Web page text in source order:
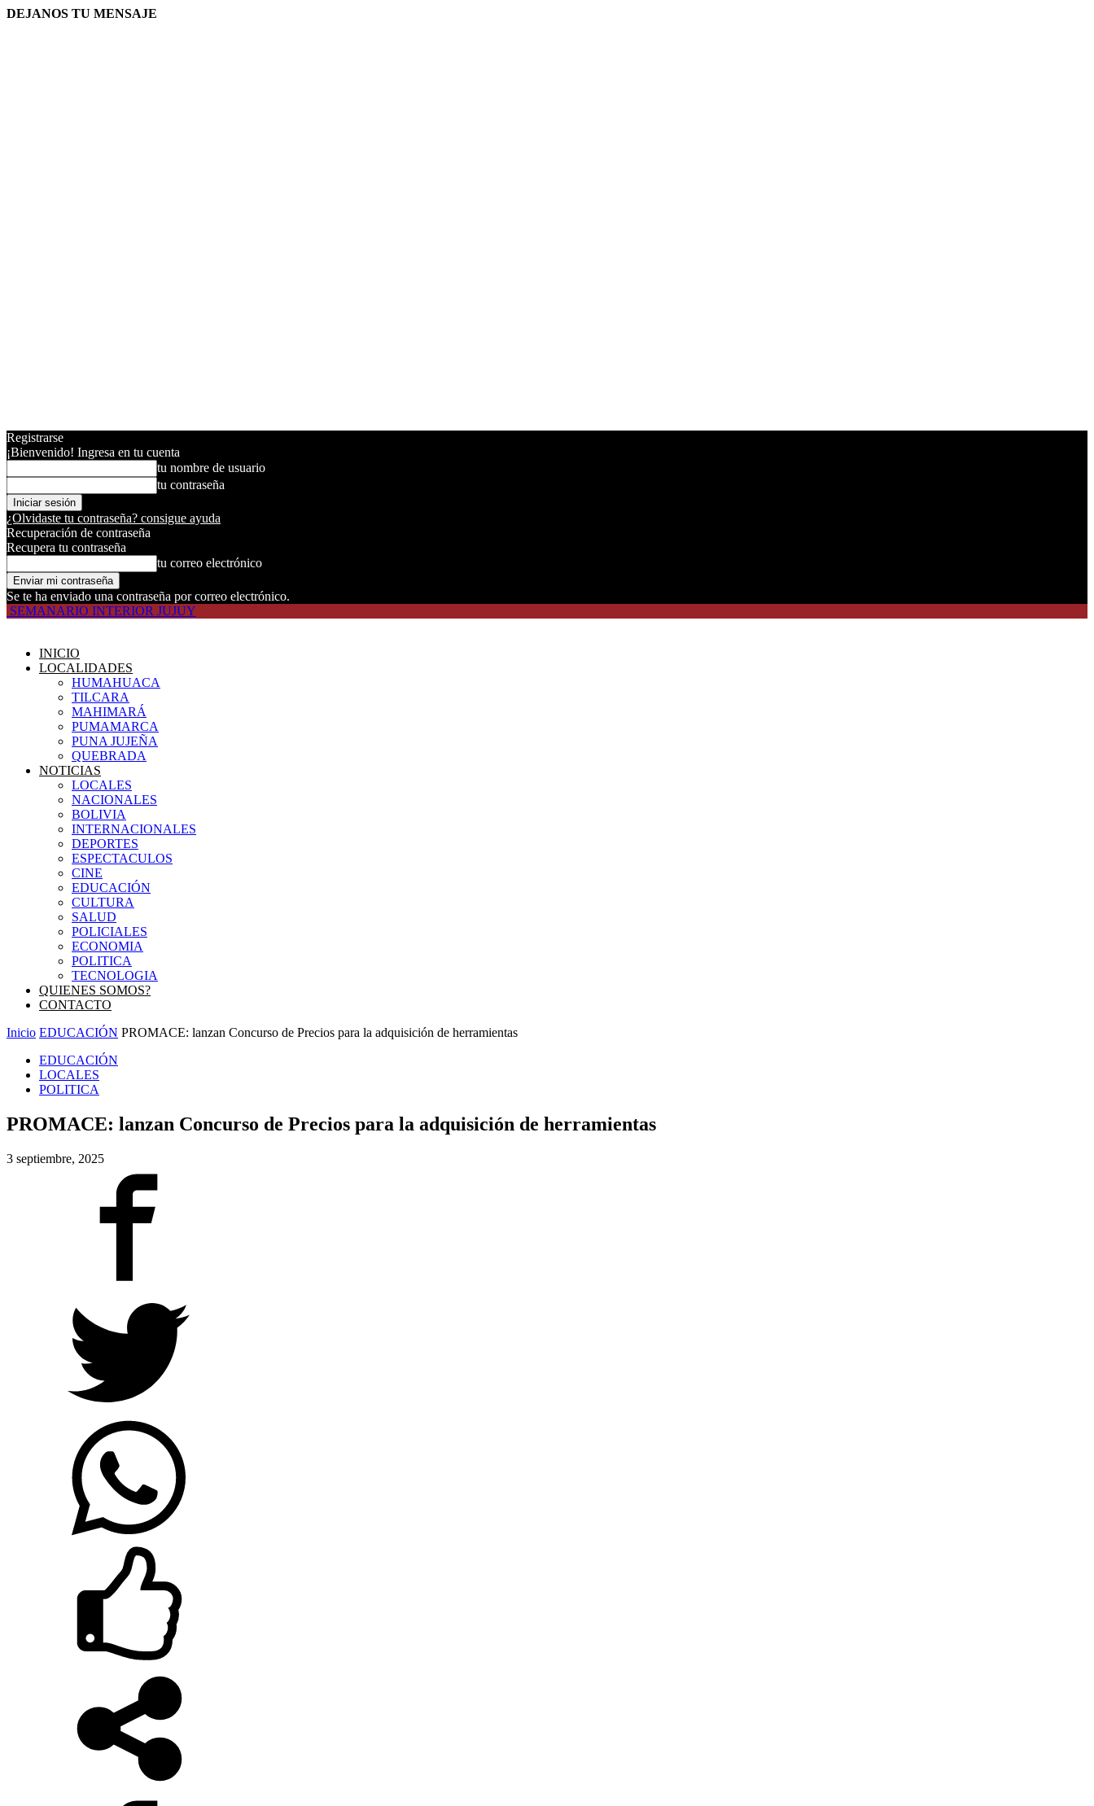
DEJANOS TU MENSAJE
Registrarse
¡Bienvenido! Ingresa en tu cuenta
tu nombre de usuario
tu contraseña
¿Olvidaste tu contraseña? consigue ayuda
Recuperación de contraseña
Recupera tu contraseña
tu correo electrónico
Se te ha enviado una contraseña por correo electrónico.
SEMANARIO INTERIOR JUJUY
INICIO
LOCALIDADES
HUMAHUACA
TILCARA
MAHIMARÁ
PUMAMARCA
PUNA JUJEÑA
QUEBRADA
NOTICIAS
LOCALES
NACIONALES
BOLIVIA
INTERNACIONALES
DEPORTES
ESPECTACULOS
CINE
EDUCACIÓN
CULTURA
SALUD
POLICIALES
ECONOMIA
POLITICA
TECNOLOGIA
QUIENES SOMOS?
CONTACTO
Inicio EDUCACIÓN PROMACE: lanzan Concurso de Precios para la adquisición de herramientas
EDUCACIÓN
LOCALES
POLITICA
PROMACE: lanzan Concurso de Precios para la adquisición de herramientas
3 septiembre, 2025